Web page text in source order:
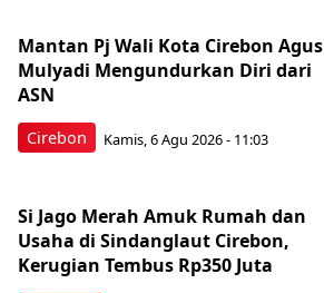
Cirebon
Mantan Pj Wali Kota Cirebon Agus
Mulyadi Mengundurkan Diri dari
ASN
Kamis, 6 Agu 2026 - 11:03
Si Jago Merah Amuk Rumah dan
Usaha di Sindanglaut Cirebon,
Kerugian Tembus Rp350 Juta